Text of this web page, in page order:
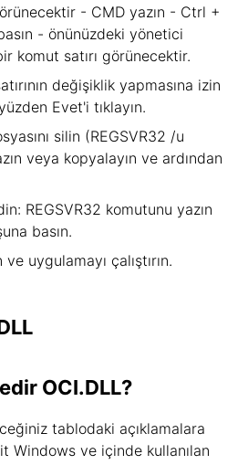
- CMD yazın - Ctrl +
- önünüzdeki yönetici
komut satırı görünecektir.
değişiklik yapmasına izin
Evet'i tıklayın.
silin (REGSVR32 /u
veya kopyalayın ve ardından
REGSVR32 komutunu yazın
basın.
ve uygulamayı çalıştırın.
OCI.DLL?
tablodaki açıklamalara
Windows ve içinde kullanılan